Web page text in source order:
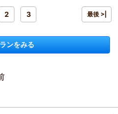
た
いホテルです
、4駅先はUSJ。リトル沖縄の街・大正
グル 食事なし
返信
ましてはご不便をおかけし申し
2 3 最後 >|
ンをみる